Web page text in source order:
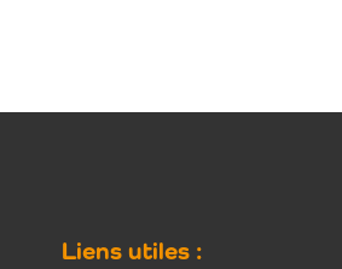
Liens utiles :